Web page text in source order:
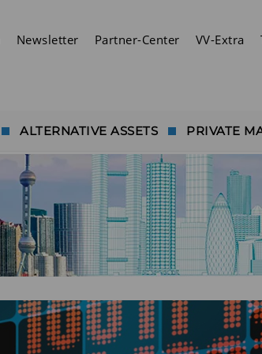
Newsletter Partner-Center VV-Extra
ALTERNATIVE ASSETS PRIVATE